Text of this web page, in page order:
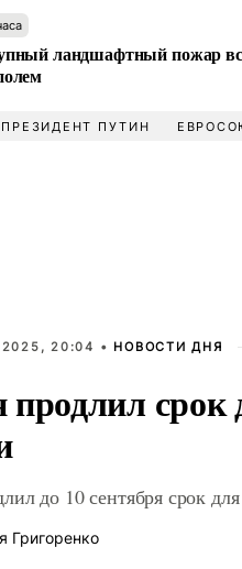
ландшафтный пожар
ПРЕЗИДЕНТ ПУТИН
20:04 • НОВОСТИ ДНЯ
срок
до 10 сентября срок
Григоренко